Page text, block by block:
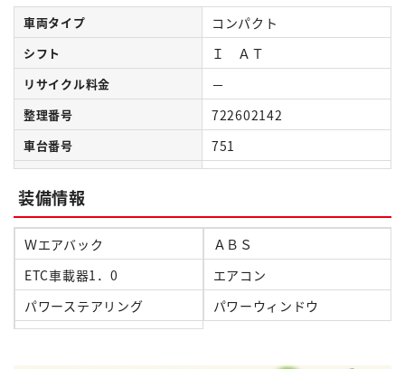
車両タイプ コンパクト
シフト Ｉ ＡＴ
リサイクル料金 －
整理番号 722602142
車台番号 751
装備情報
Ｗエアバック
ＡＢＳ
ETC車載器1．0
エアコン
パワーステアリング
パワーウィンドウ